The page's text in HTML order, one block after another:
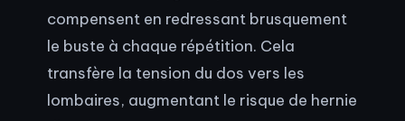
compensent en redressant brusquement
le buste à chaque répétition. Cela
transfère la tension du dos vers les
lombaires, augmentant le risque de hernie